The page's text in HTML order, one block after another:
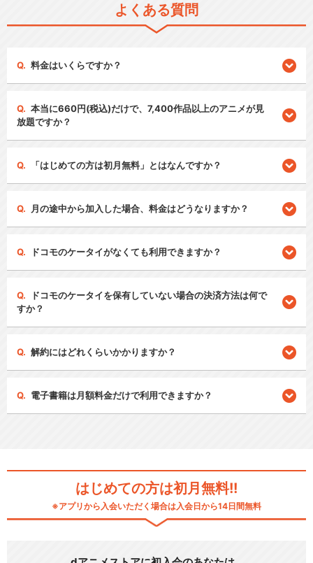
よくある質問
料金はいくらですか？
本当に660円(税込)だけで、7,400作品以上のアニメが見
放題ですか？
「はじめての方は初月無料」とはなんですか？
月の途中から加入した場合、料金はどうなりますか？
ドコモのケータイがなくても利用できますか？
ドコモのケータイを保有していない場合の決済方法は何で
すか？
解約にはどれくらいかかりますか？
電子書籍は月額料金だけで利用できますか？
はじめての方は初月無料!!
※アプリから入会いただく場合は入会日から14日間無料